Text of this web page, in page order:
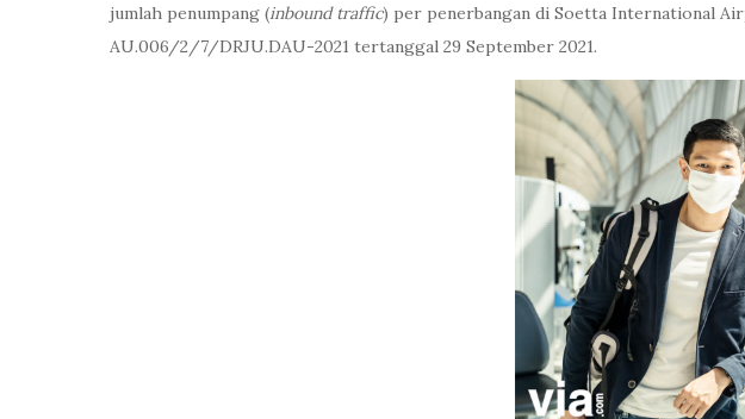
jumlah penumpang (inbound traffic) per penerbangan di Soetta International
AU.006/2/7/DRJU.DAU-2021 tertanggal 29 September 2021.